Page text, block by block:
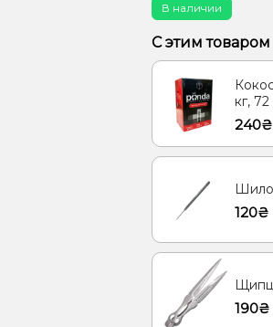
В наличии
С этим
кг,
240₴
Шило
120₴
190₴